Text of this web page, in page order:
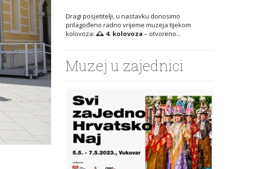
Dragi posjetitelji, u nastavku donosimo
prilagođeno radno vrijeme muzeja tijekom
kolovoza: 🕰️ 4. kolovoza – otvoreno...
Muzej u zajednici